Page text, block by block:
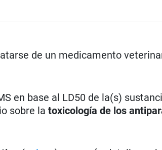
de un medicamento
en base al LD50 de la(s)
sobre la toxicología de los